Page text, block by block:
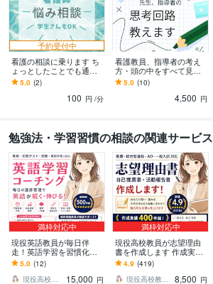
予約受付中
看護の相談に乗ります ち
ょっとしたことでも通話
で相談に乗ります。
5.0 (2)
100 円 /分
看護教員、指導者の考え
方・頭の中をすべて見せ
ます 「言われた意味が分
からない！」手がかりさ
えない疑問を即解決！
5.0 (10)
4,500 円
勉強法・学習習慣の相談の関連サービス
満枠対応中
現役英語教員が毎日伴
走！英語学習を習慣化し
ます 「続かないを続くに
変える」毎日の進捗管理
で学習を習慣化します
5.0 (12)
現役高校教員shoko
15,000 円
満枠対応中
現役高校教員が志望理由
書を作成します 作成実績4
00件超！現役高校教員に
全てお任せください
4.9 (419)
現役高校教員shoko
8,500 円